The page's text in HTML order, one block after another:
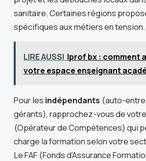
sanitaire. Certaines régions
spécifiques aux métiers en tension.
LIRE AUSSI Iprof bx : comment
votre espace enseignant
Pour les indépendants (auto-
gérants), rapprochez-vous de
(Opérateur de Compétences) qui
charge la formation selon votre
Le FAF (Fonds d’Assurance